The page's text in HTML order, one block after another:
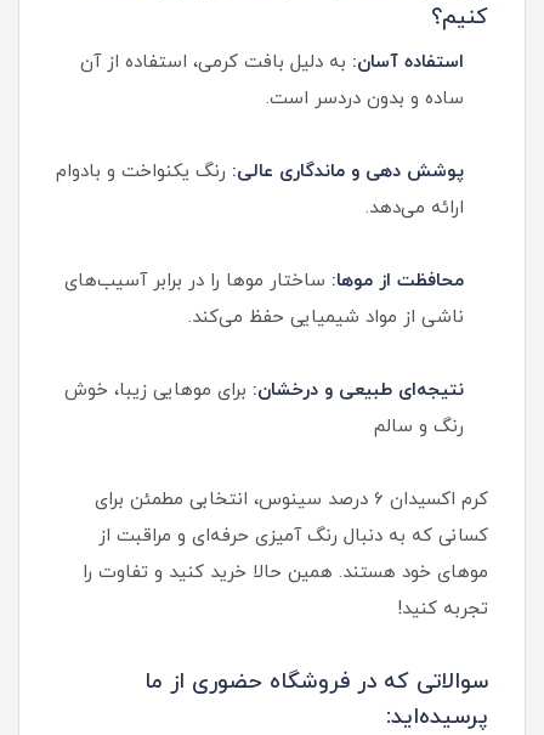
کنیم؟
استفاده آسان: به دلیل بافت کرمی، استفاده از آن
ساده و بدون دردسر است.
پوشش دهی و ماندگاری عالی: رنگ یکنواخت و بادوام
ارائه می‌دهد.
محافظت از موها: ساختار موها را در برابر آسیب‌های
ناشی از مواد شیمیایی حفظ می‌کند.
نتیجه‌ای طبیعی و درخشان: برای موهایی زیبا، خوش
رنگ و سالم
کرم اکسیدان 6 درصد سینوس، انتخابی مطمئن برای
کسانی که به دنبال رنگ آمیزی حرفه‌ای و مراقبت از
موهای خود هستند. همین حالا خرید کنید و تفاوت را
تجربه کنید!
سوالاتی که در فروشگاه حضوری از ما
پرسیده‌اید: